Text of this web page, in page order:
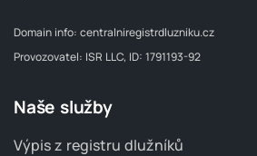
Domain info: centralniregistrdluzniku.cz
Provozovatel: ISR LLC, ID: 1791193-92
Naše služby
Výpis z registru dlužníků